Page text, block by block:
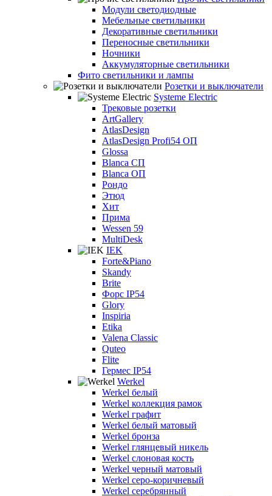
Модули светодиодные
Мебельные светильники
Декоративные светильники
Переносные светильники
Ночники
Аккумуляторные светильники
Фито светильники и лампы
Розетки и выключатели
Systeme Electric
Трековые розетки
ArtGallery
AtlasDesign
AtlasDesign Profi54 ОП
Glossa
Blanca СП
Blanca ОП
Рондо
Этюд
Хит
Прима
Wessen 59
MultiDesk
IEK
Forte&Piano
Skandy
Brite
Форс IP54
Glory
Inspiria
Etika
Valena Classic
Quteo
Flite
Гермес IP54
Werkel
Werkel белый
Werkel коллекция рамок
Werkel графит
Werkel белый матовый
Werkel бронза
Werkel глянцевый никель
Werkel слоновая кость
Werkel черный матовый
Werkel серо-коричневый
Werkel серебрянный